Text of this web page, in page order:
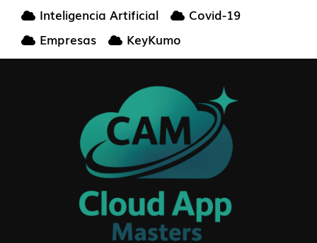
Inteligencia Artificial
Covid-19
Empresas
KeyKumo